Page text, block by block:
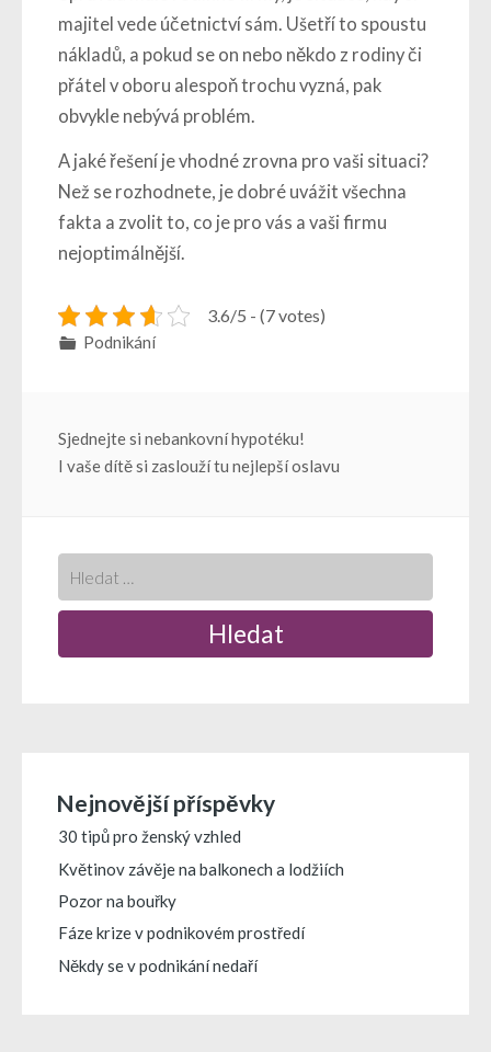
majitel vede účetnictví sám. Ušetří to spoustu
nákladů, a pokud se on nebo někdo z rodiny či
přátel v oboru alespoň trochu vyzná, pak
obvykle nebývá problém.
A jaké řešení je vhodné zrovna pro vaši situaci?
Než se rozhodnete, je dobré uvážit všechna
fakta a zvolit to, co je pro vás a vaši firmu
nejoptimálnější.
3.6/5 - (7 votes)
Podnikání
Navigace
příspěvek
Sjednejte si nebankovní hypotéku!
I vaše dítě si zaslouží tu nejlepší oslavu
Nejnovější příspěvky
30 tipů pro ženský vzhled
Květinov závěje na balkonech a lodžiích
Pozor na bouřky
Fáze krize v podnikovém prostředí
Někdy se v podnikání nedaří